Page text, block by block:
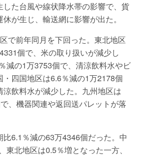
た台風や線状降水帯の影響で、貨
が生じ、輸送網に影響が出た。
で前年同月を下回った。東北地区
個で、米の取り扱いが減少し
減の1万3753個で、清涼飲料水やビ
・四国地区は6.6％減の1万2178個
涼飲料水が減少した。九州地区は
、機器関連や返回送パレットが落
6.1％減の63万4346個だった。中
東北地区は0.5％増となった一方、